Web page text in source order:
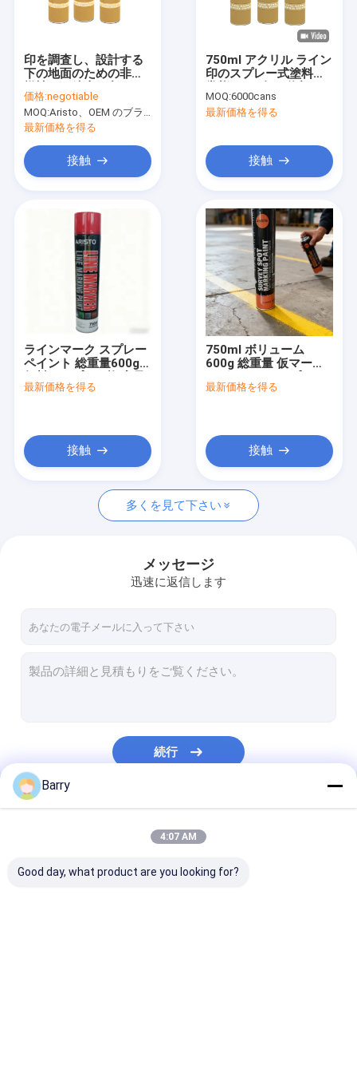
工場 ツアー
News
生地のスプレー式塗料
落書きのスプレー式塗料
アクリルのスプレー塗料
産業潤滑油
マーキング スプレー
フェルト ペン
水性塗料
自動心配プロダクト
世帯の洗剤
シリコーン系シール剤
印を調査し、設計する
下の地面のための非可
プレー式塗料
価格:negotiable
MOQ:Aristo、OEM のブランドのための 15000cans のための 6000cans
最新価格を得る
接触
750ml アクリル ライン
印のスプレー式塗料、
プレー式塗料
MOQ:6000cans
最新価格を得る
接触
ラインマーク スプレー
ペイント 総重量600g,
750ml 内外用
最新価格を得る
接触
750ml ボリューム
600g 総重量 仮マーキ
無料サンプルと
最新価格を得る
接触
多くを見て下さい
メッセージ
迅速に返信します
続行
Barry
4:07 AM
Good day, what product are you looking for?